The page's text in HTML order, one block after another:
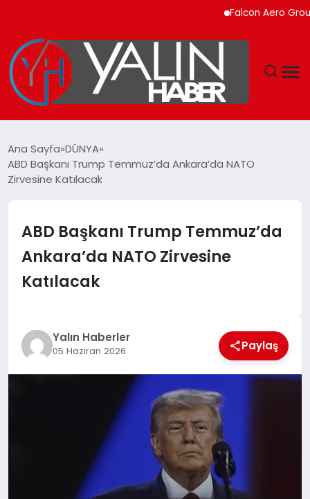
Falcon Aero Group,
SPOR
YAŞAM
TEKNOLOJİ
Ana Sayfa DÜNYA
ABD Başkanı Trump Temmuz’da Ankara’da NATO
Zirvesine Katılacak
ABD Başkanı Trump Temmuz’da
Ankara’da NATO Zirvesine
Katılacak
Yalın Haberler
05 Haziran 2026 Paylaş